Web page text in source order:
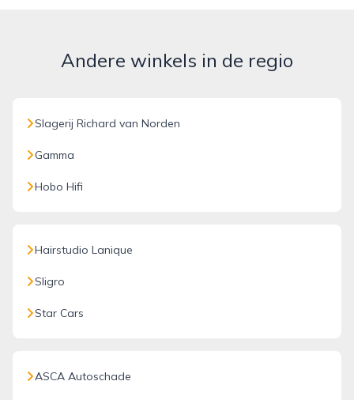
Andere winkels in de regio
Slagerij Richard van Norden
Gamma
Hobo Hifi
Hairstudio Lanique
Sligro
Star Cars
ASCA Autoschade